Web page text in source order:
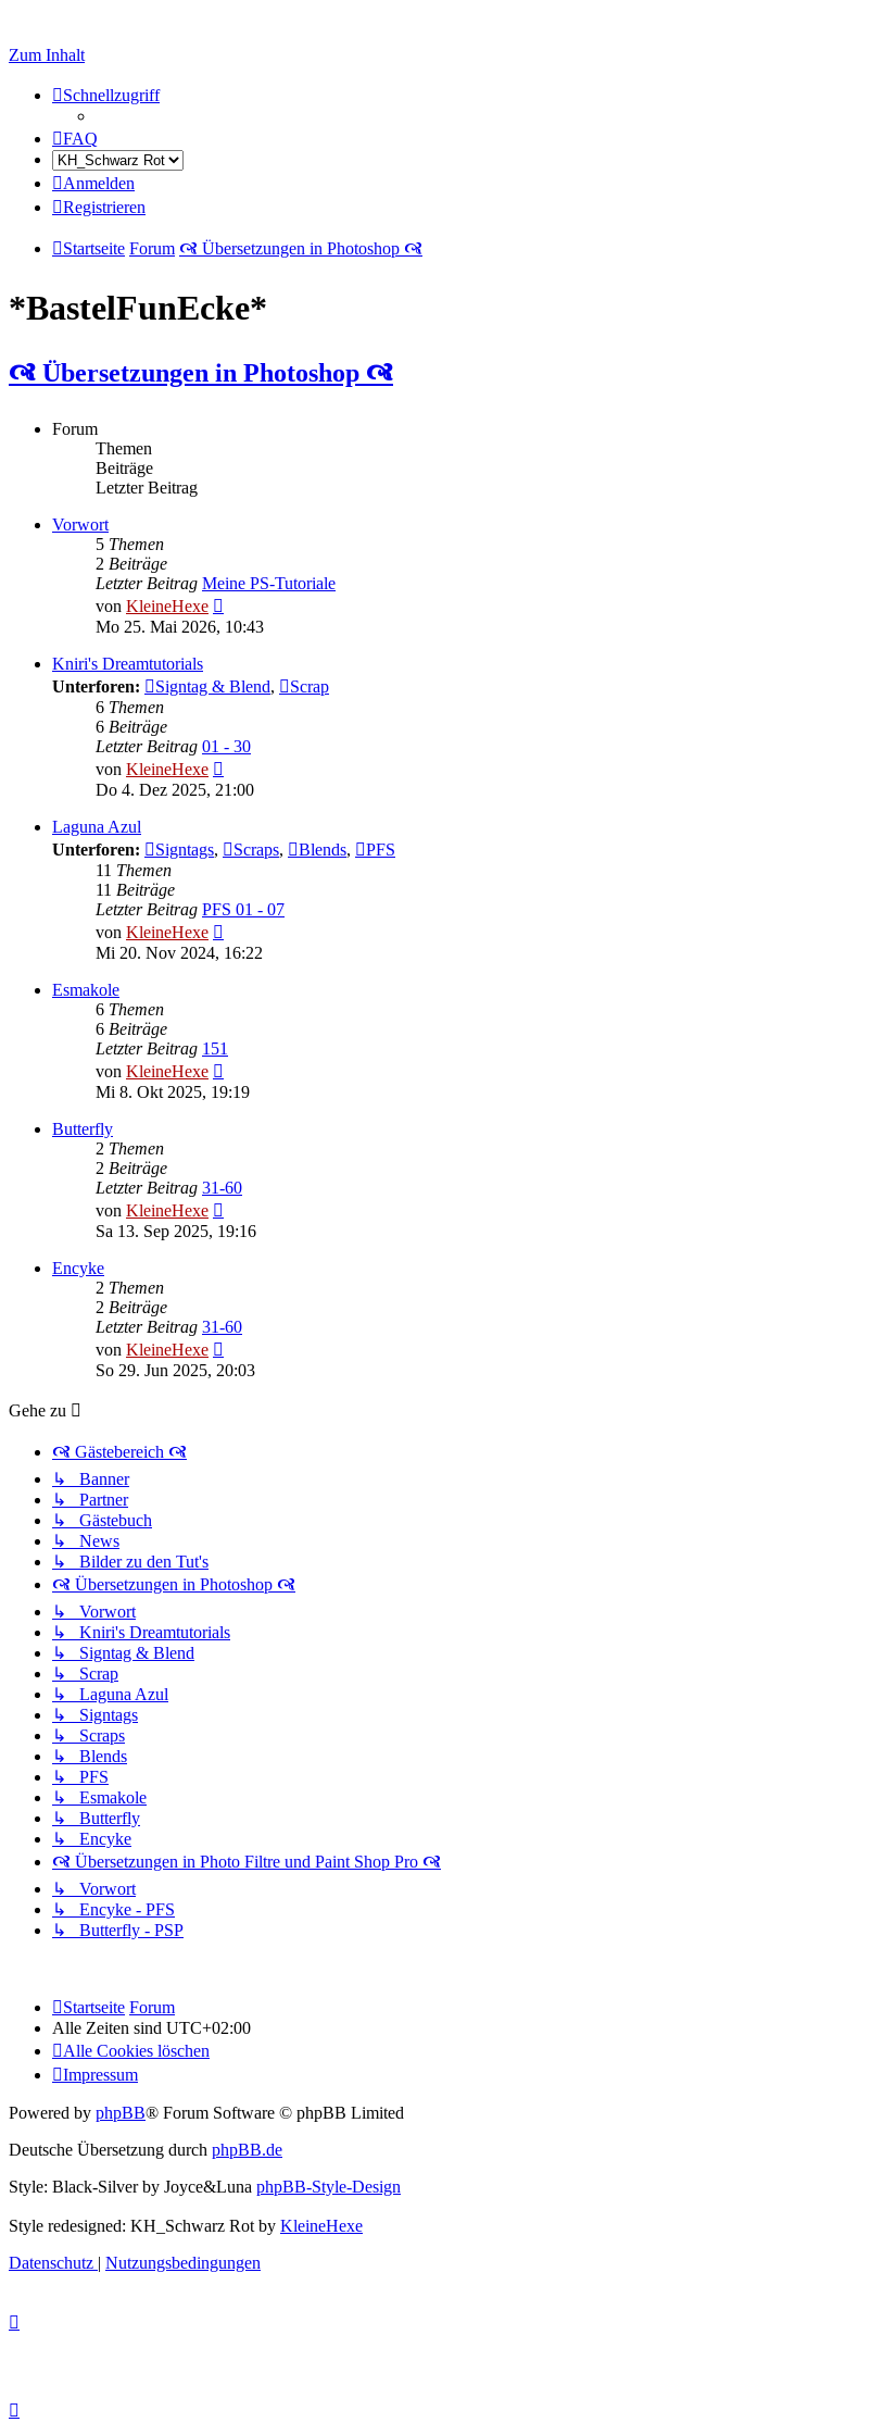
Zum Inhalt
Schnellzugriff
FAQ
Anmelden
Registrieren
Startseite Forum 🙧 Übersetzungen in Photoshop 🙧
*BastelFunEcke*
🙧 Übersetzungen in Photoshop 🙧
Forum
Themen
Beiträge
Letzter Beitrag
Vorwort
5 Themen
2 Beiträge
Letzter Beitrag Meine PS-Tutoriale
von KleineHexe
Beitrag
Mo 25. Mai 2026, 10:43
Kniri's Dreamtutorials
Unterforen:
Signtag & Blend,
Scrap
6 Themen
6 Beiträge
Letzter Beitrag 01 - 30
von KleineHexe
Beitrag
Do 4. Dez 2025, 21:00
Laguna Azul
Unterforen:
Signtags, Scraps, Blends,
PFS
11 Themen
11 Beiträge
Letzter Beitrag PFS 01 - 07
von KleineHexe
Beitrag
Mi 20. Nov 2024, 16:22
Esmakole
6 Themen
6 Beiträge
Letzter Beitrag 151
von KleineHexe
Beitrag
Mi 8. Okt 2025, 19:19
Butterfly
2 Themen
2 Beiträge
Letzter Beitrag 31-60
von KleineHexe
Beitrag
Sa 13. Sep 2025, 19:16
Encyke
2 Themen
2 Beiträge
Letzter Beitrag 31-60
von KleineHexe
Beitrag
So 29. Jun 2025, 20:03
Gehe zu
🙧 Gästebereich 🙧
↳ Banner
↳ Partner
↳ Gästebuch
↳ News
↳ Bilder zu den Tut's
🙧 Übersetzungen in Photoshop 🙧
↳ Vorwort
↳ Kniri's Dreamtutorials
↳ Signtag & Blend
↳ Scrap
↳ Laguna Azul
↳ Signtags
↳ Scraps
↳ Blends
↳ PFS
↳ Esmakole
↳ Butterfly
↳ Encyke
🙧 Übersetzungen in Photo Filtre und Paint Shop Pro 🙧
↳ Vorwort
↳ Encyke - PFS
↳ Butterfly - PSP
Startseite Forum
Alle Zeiten sind UTC+02:00
Alle Cookies löschen
Impressum
Powered by phpBB® Forum Software © phpBB Limited
Deutsche Übersetzung durch phpBB.de
Style: Black-Silver by Joyce&Luna phpBB-Style-Design
Style redesigned: KH_Schwarz Rot by KleineHexe
Datenschutz | Nutzungsbedingungen